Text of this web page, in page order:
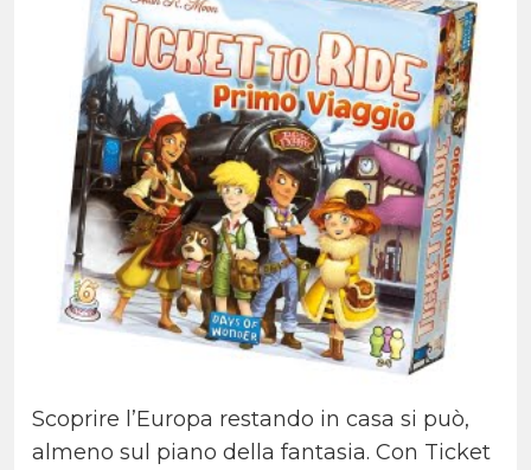
Scoprire l’Europa restando in casa si può,
almeno sul piano della fantasia. Con Ticket